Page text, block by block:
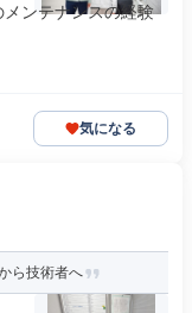
ンテナンスの経験
気になる
ら技術者へ